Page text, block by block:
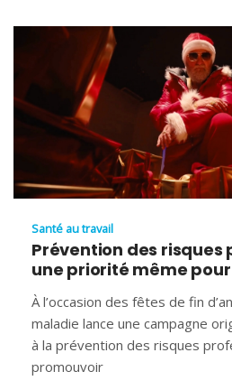
Santé au travail
Prévention des risques
une priorité même
À l’occasion des fêtes de fin
maladie lance une campagne
à la prévention des risques
promouvoir